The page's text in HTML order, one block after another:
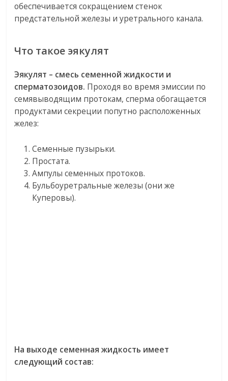
обеспечивается сокращением стенок
предстательной железы и уретрального канала.
Что такое эякулят
Эякулят – смесь семенной жидкости и
сперматозоидов. Проходя во время эмиссии по
семявыводящим протокам, сперма обогащается
продуктами секреции попутно расположенных
желез:
Семенные пузырьки.
Простата.
Ампулы семенных протоков.
Бульбоуретральные железы (они же
Куперовы).
На выходе семенная жидкость имеет
следующий состав: